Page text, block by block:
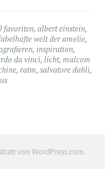
favoriten, albert einstein,
welt der amelie,
, inspiration,
da vinci, licht, malcom
, ratm, salvatore dahli,
von WordPress.com.